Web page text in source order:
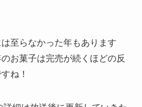
至らなかった年もあります
お菓子は完売が続くほどの反
ね！